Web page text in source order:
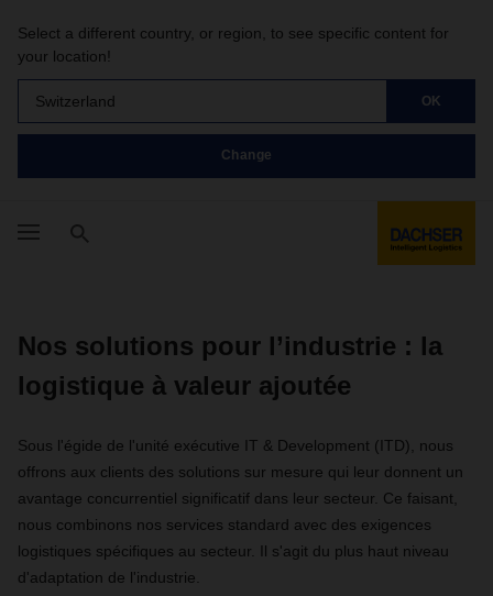
Select a different country, or region, to see specific content for
your location!
Switzerland OK
Change
Nos solutions pour l’industrie : la
logistique à valeur ajoutée
Sous l'égide de l'unité exécutive IT & Development (ITD), nous
offrons aux clients des solutions sur mesure qui leur donnent un
avantage concurrentiel significatif dans leur secteur. Ce faisant,
nous combinons nos services standard avec des exigences
logistiques spécifiques au secteur. Il s'agit du plus haut niveau
d'adaptation de l'industrie.